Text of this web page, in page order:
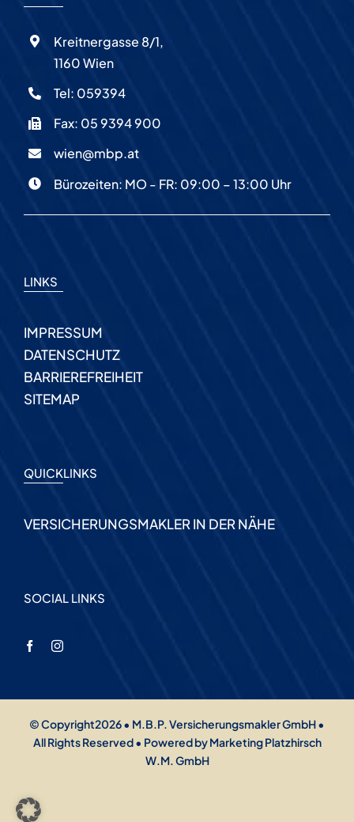
Kreitnergasse 8/1,
1160 Wien
Tel: 059394
Fax: 05 9394 900
wien@mbp.at
Bürozeiten: MO - FR: 09:00 – 13:00 Uhr
LINKS
IMPRESSUM
DATENSCHUTZ
BARRIEREFREIHEIT
SITEMAP
QUICKLINKS
VERSICHERUNGSMAKLER IN DER NÄHE
SOCIAL LINKS
© Copyright2026 • M.B.P. Versicherungsmakler GmbH •
All Rights Reserved • Powered byMarketing Platzhirsch
W.M. GmbH